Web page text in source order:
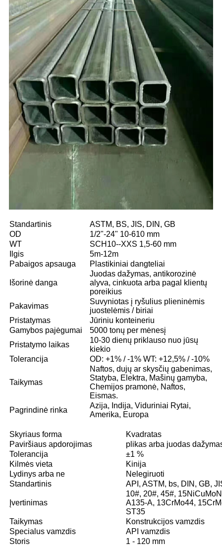
Standartinis
ASTM, BS, JIS, DIN, GB
OD
1/2"-24" 10-610 mm
WT
SCH10--XXS 1,5-60 mm
Ilgis
5m-12m
Pabaigos apsauga
Plastikiniai dangteliai
Išorinė danga
Juodas dažymas, antikorozinė
alyva, cinkuota arba pagal klientų
poreikius
Pakavimas
Suvyniotas į ryšulius plieninėmis
juostelėmis / biriai
Pristatymas
Jūriniu konteineriu
Gamybos pajėgumai
5000 tonų per mėnesį
Pristatymo laikas
10-30 dienų priklauso nuo jūsų
kiekio
Tolerancija
OD: +1% / -1% WT: +12,5% / -10%
Taikymas
Naftos, dujų ar skysčių gabenimas,
Statyba, Elektra, Mašinų gamyba,
Chemijos pramonė, Naftos,
Eismas.
Pagrindinė rinka
Azija, Indija, Viduriniai Rytai,
Amerika, Europa
Skyriaus forma
Kvadratas
Paviršiaus apdorojimas
plikas arba juodas
Tolerancija
±1 %
Kilmės vieta
Kinija
Lydinys arba ne
Nelegiruoti
Standartinis
API, ASTM, bs, DIN, GB,
Įvertinimas
10#, 20#, 45#,
A135-A, 13CrMo44,
ST35
Taikymas
Konstrukcijos vamzdis
Specialus vamzdis
API vamzdis
Storis
1 - 120 mm